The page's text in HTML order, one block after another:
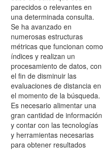
parecidos o relevantes en
una determinada consulta.
Se ha avanzado en
numerosas estructuras
métricas que funcionan como
índices y realizan un
procesamiento de datos, con
el fin de disminuir las
evaluaciones de distancia en
el momento de la búsqueda.
Es necesario alimentar una
gran cantidad de información
y contar con las tecnologías
y herramientas necesarias
para obtener resultados